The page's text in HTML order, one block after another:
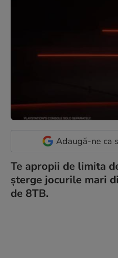
Adaugă-ne ca
Te apropii de limita
șterge jocurile mari
de 8TB.